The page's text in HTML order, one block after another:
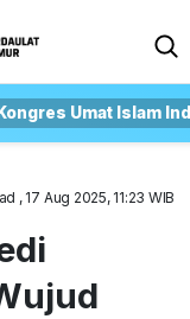
Umat Islam
, 17 Aug 2025, 11:23 WIB